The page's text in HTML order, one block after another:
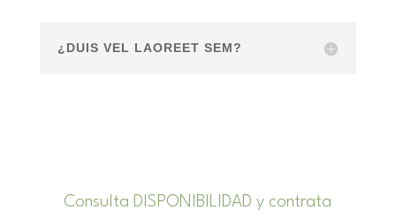
¿DUIS VEL LAOREET SEM?
Consulta DISPONIBILIDAD y contrata